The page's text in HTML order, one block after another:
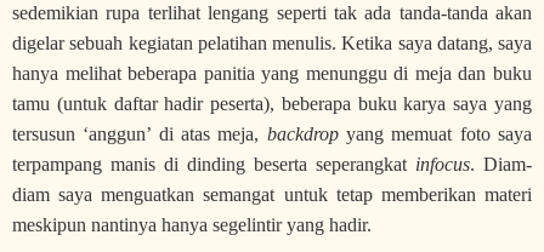
sedemikian rupa terlihat lengang seperti tak ada tanda-tanda akan
digelar sebuah kegiatan pelatihan menulis. Ketika saya datang, saya
hanya melihat beberapa panitia yang menunggu di meja dan buku
tamu (untuk daftar hadir peserta), beberapa buku karya saya yang
tersusun ‘anggun’ di atas meja, backdropyang memuat foto saya
terpampang manis di dinding beserta seperangkat infocus. Diam-
diam saya menguatkan semangat untuk tetap memberikan materi
meskipun nantinya hanya segelintir yang hadir.